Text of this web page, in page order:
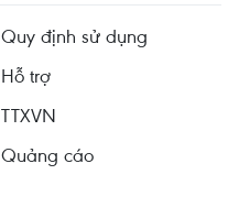
Quy định sử dụng
Hỗ trợ
TTXVN
Quảng cáo